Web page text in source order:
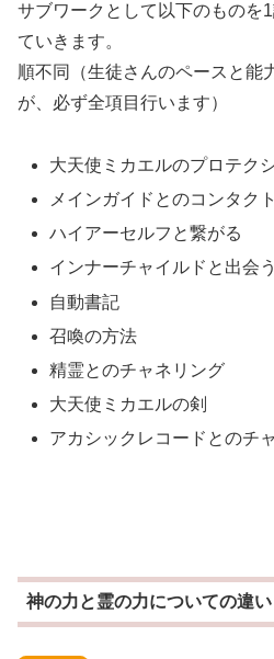
サブワークとして以下のものを
ていきます。
順不同（生徒さんのペースと能
が、必ず全項目行います）
大天使ミカエルのプロテク
メインガイドとのコンタクト
ハイアーセルフと繋がる
インナーチャイルドと出会う
自動書記
召喚の方法
精霊とのチャネリング
大天使ミカエルの剣
アカシックレコードとのチ
神の力と霊の力についての違い